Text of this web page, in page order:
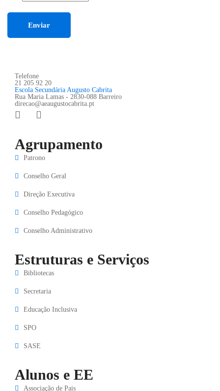
Telefone
21 205 92 20
Escola Secundária Augusto Cabrita
Rua Maria Lamas - 2830-088 Barreiro
direcao@aeaugustocabrita.pt
Agrupamento
Patrono
Conselho Geral
Direção Executiva
Conselho Pedagógico
Conselho Administrativo
Estruturas e Serviços
Bibliotecas
Secretaria
Educação Inclusiva
SPO
SASE
Alunos e EE
Associação de Pais